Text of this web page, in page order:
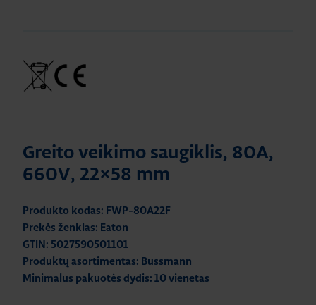
Greito veikimo saugiklis, 80A,
660V, 22×58 mm
Produkto kodas: FWP-80A22F
Prekės ženklas: Eaton
GTIN: 5027590501101
Produktų asortimentas: Bussmann
Minimalus pakuotės dydis: 10 vienetas